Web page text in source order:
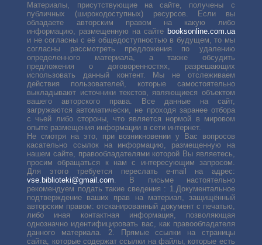
Материалы, присутствующие на сайте, получены с
публичных (широкодоступных) ресурсов. Если вы
обладаете авторским правом на какую либо
информацию, размещенную на сайте booksonline.com.ua
и не согласны с её общедоступностью в будущем, то мы
согласны рассмотреть предложения по удалению
определенного материала, а также обсудить
предложения о договоренностях, разрешающих
использовать данный контент. Мы не отслеживаем
действия пользователей, которые самостоятельно
выкладывают источники текстов, являющиеся объектом
вашего авторского права. Все данные на сайт,
загружаются автоматически, не проходя заранее отбора
с чьей либо стороны, что является нормой в мировом
опыте размещения информации в сети интернет.
Не смотря на это, при возникновении у Вас вопросов
касательно ссылок на информацию, размещенную на
нашем сайте, правообладателями которой Вы являетесь,
просим обращаться к нам с интересующим запросом.
Для этого требуется переслать е-mail на адрес:
vse.biblioteki@gmail.com. В письме настоятельно
рекомендуем подать такие сведения : 1.Документальное
подтверждение ваших прав на материал, защищённый
авторским правом: отсканированный документ с печатью,
либо иная контактная информация, позволяющая
однозначно идентифицировать вас, как правообладателя
данного материала. 2. Прямые ссылки на страницы
сайта, которые содержат ссылки на файлы, которые есть